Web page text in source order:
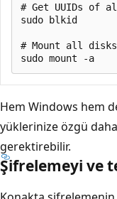
# Get UUIDs of
sudo blkid
# Mount all
Hem Windows hem
yüklerinize özgü daha
gerektirebilir.
Şifrelemeyi ve